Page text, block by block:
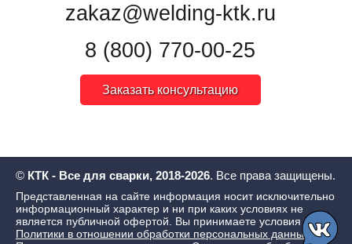
zakaz@welding-ktk.ru
8 (800) 770-00-25
Заказать консультацию
© КТК - Все для сварки, 2018-2026. Все права защищены.
Представленная на сайте информация носит исключительно
информационный характер и ни при каких условиях не
является публичной офертой. Вы принимаете условия
Политики в отношении обработки персональных данных ,